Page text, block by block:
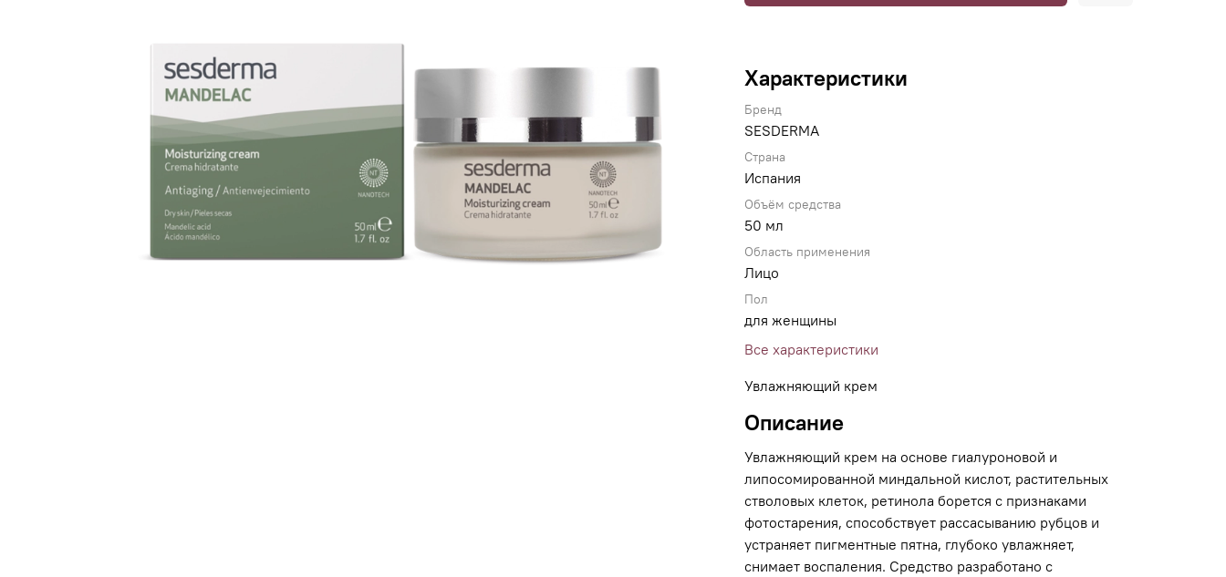
Характеристики
Бренд
SESDERMA
Страна
Испания
Объём средства
50 мл
Область применения
Лицо
Пол
для женщины
Все характеристики
Увлажняющий крем
Описание
Увлажняющий крем на основе гиалуроновой и
липосомированной миндальной кислот, растительных
стволовых клеток, ретинола борется с признаками
фотостарения, способствует рассасыванию рубцов и
устраняет пигментные пятна, глубоко увлажняет,
снимает воспаления. Средство разработано с